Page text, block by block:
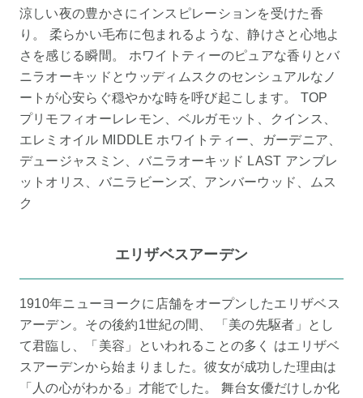
涼しい夜の豊かさにインスピレーションを受けた香
り。 柔らかい毛布に包まれるような、静けさと心地よ
さを感じる瞬間。 ホワイトティーのピュアな香りとバ
ニラオーキッドとウッディムスクのセンシュアルなノ
ートが心安らぐ穏やかな時を呼び起こします。 TOP
プリモフィオーレレモン、ベルガモット、クインス、
エレミオイル MIDDLE ホワイトティー、ガーデニア、
デュージャスミン、バニラオーキッド LAST アンブレ
ットオリス、バニラビーンズ、アンバーウッド、ムス
ク
エリザベスアーデン
1910年ニューヨークに店舗をオープンしたエリザベス
アーデン。その後約1世紀の間、 「美の先駆者」とし
て君臨し、「美容」といわれることの多く はエリザベ
スアーデンから始まりました。彼女が成功した理由は
「人の心がわかる」才能でした。 舞台女優だけしか化